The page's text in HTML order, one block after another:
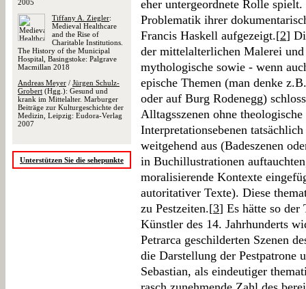
2005
Tiffany A. Ziegler:
Medieval Healthcare
and the Rise of
Charitable Institutions.
The History of the Municipal
Hospital, Basingstoke: Palgrave
Macmillan 2018
Andreas Meyer / Jürgen Schulz-
Grobert (Hgg.): Gesund und
krank im Mittelalter. Marburger
Beiträge zur Kulturgeschichte der
Medizin, Leipzig: Eudora-Verlag
2007
Unterstützen Sie die sehepunkte
eher untergeordnete Rolle
Problematik ihrer
Francis Haskell aufgezeigt.[2]
der mittelalterlichen Malerei
mythologische sowie - wenn
epische Themen (man denke
oder auf Burg Rodenegg)
Alltagsszenen ohne
Interpretationsebenen
weitgehend aus (Badeszenen
in Buchillustrationen
moralisierende Kontexte
autoritativer Texte). Diese
zu Pestzeiten.[3] Es hätte so der
Künstler des 14. Jahrhunderts
Petrarca geschilderten Szenen
die Darstellung der Pestpatrone
Sebastian, als eindeutiger